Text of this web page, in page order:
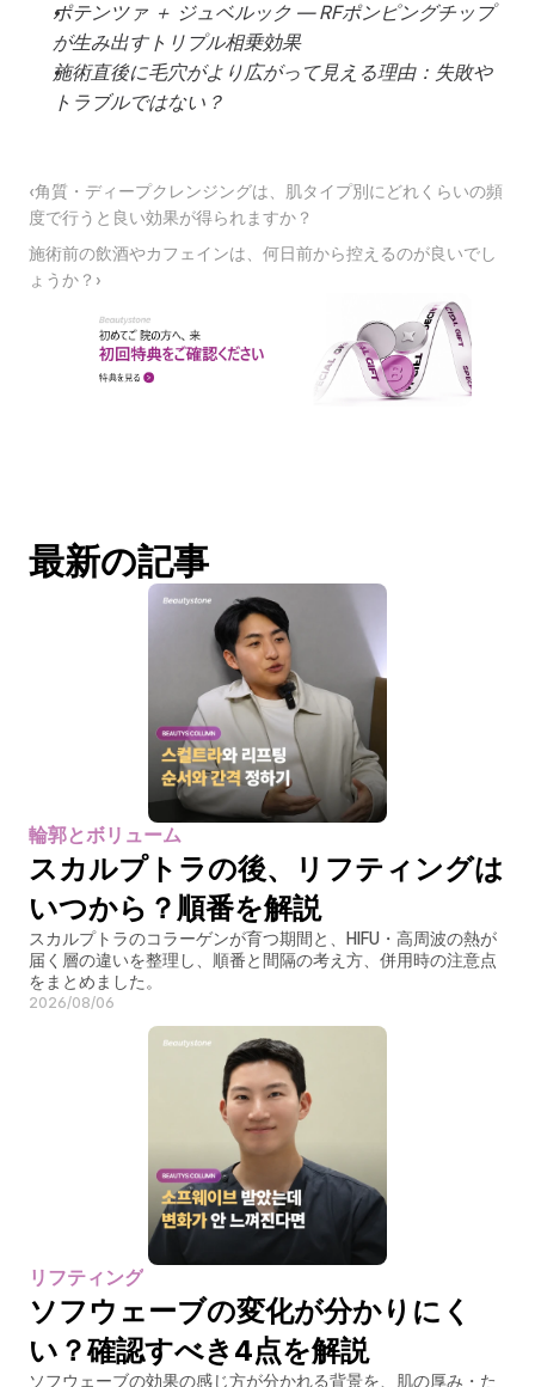
ポテンツァ ＋ ジュベルック — RFポンピングチップ
が生み出すトリプル相乗効果
施術直後に毛穴がより広がって見える理由：失敗や
トラブルではない？
‹角質・ディープクレンジングは、肌タイプ別にどれくらいの頻
度で行うと良い効果が得られますか？
施術前の飲酒やカフェインは、何日前から控えるのが良いでし
ょうか？›
最新の記事
輪郭とボリューム
スカルプトラの後、リフティングは
いつから？順番を解説
スカルプトラのコラーゲンが育つ期間と、HIFU・高周波の熱が
届く層の違いを整理し、順番と間隔の考え方、併用時の注意点
をまとめました。
2026/08/06
リフティング
ソフウェーブの変化が分かりにく
い？確認すべき4点を解説
ソフウェーブの効果の感じ方が分かれる背景を、肌の厚み・た